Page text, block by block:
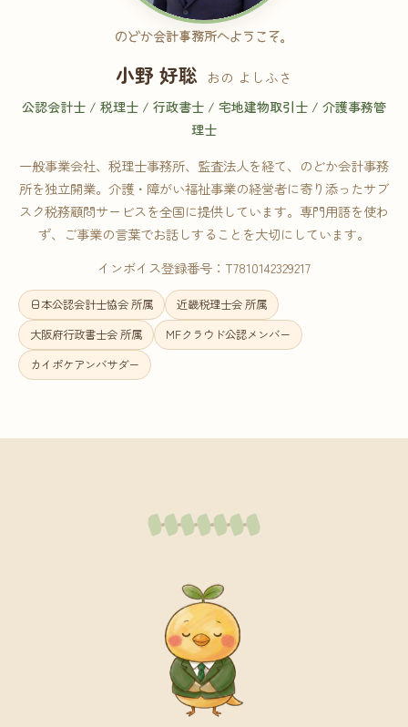
のどか会計事務所へようこそ。
小野 好聡 おの よしふさ
公認会計士 / 税理士 / 行政書士 / 宅地建物取引士 / 介護事務管
理士
一般事業会社、税理士事務所、監査法人を経て、のどか会計事務
所を独立開業。介護・障がい福祉事業の経営者に寄り添ったサブ
スク税務顧問サービスを全国に提供しています。専門用語を使わ
ず、ご事業の言葉でお話しすることを大切にしています。
インボイス登録番号：T7810142329217
日本公認会計士協会 所属
近畿税理士会 所属
大阪府行政書士会 所属
MFクラウド公認メンバー
カイポケアンバサダー